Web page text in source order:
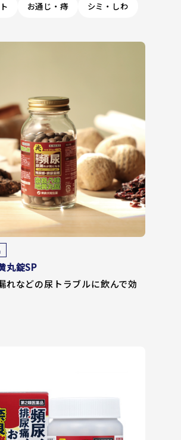
お通じ・痔 シミ・しわ
丸錠SP
れなどの尿トラブルに飲んで効